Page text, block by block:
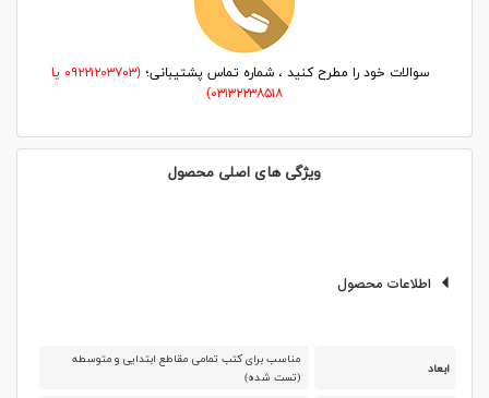
سوالات خود را مطرح کنید ، شماره تماس پشتیبانی؛
(۰۹۲۲۱۲۰۳۷۰۳ یا
۰۳۱۳۲۲۳۸۵۱۸)
ویژگی های اصلی محصول
اطلاعات محصول
ابعاد
مناسب برای کتب تمامی مقاطع ابتدایی و متوسطه
(تست شده)